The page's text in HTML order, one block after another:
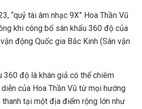
“quỷ tài âm nhạc 9X” Hoa Thần Vũ
khi công bố sân khấu 360 độ của
động Quốc gia Bắc Kinh (Sân vận
360 độ là khán giả có thể chiêm
của Hoa Thần Vũ từ mọi hướng
tại một địa điểm rộng lớn như